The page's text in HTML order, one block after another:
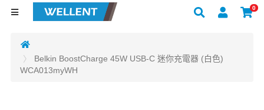
0
Belkin BoostCharge 45W USB-C 迷你充電器 (白色)
WCA013myWH